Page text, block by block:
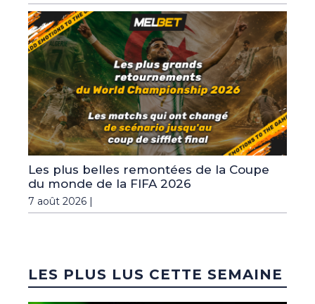
Les plus belles remontées de la Coupe
du monde de la FIFA 2026
7 août 2026 |
LES PLUS LUS CETTE SEMAINE